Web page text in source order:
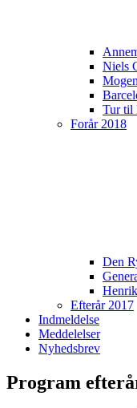
Niels
Tur til
Forår 2018
Den
Efterår 2017
Indmeldelse
Meddelelser
Nyhedsbrev
Program